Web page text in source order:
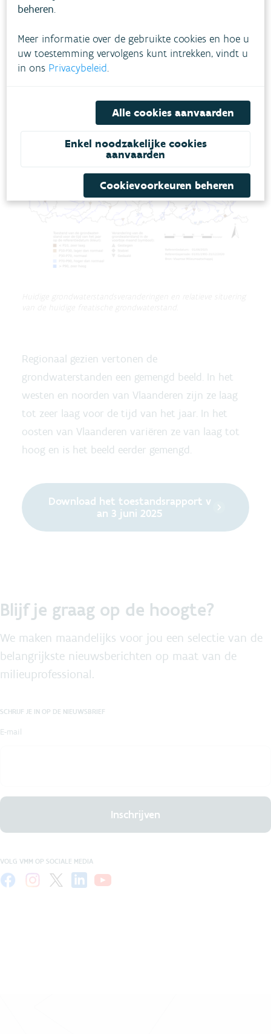
(vorige maand: 51%)
maand: 23%)
21% meetlocaties met hoge tot zeer hoge
Regionaal gezien vertonen de
grondwaterstanden een gemengd beeld. In het
westen en noorden van Vlaanderen zijn ze laag
tot zeer laag voor de tijd van het jaar. In het
oosten van Vlaanderen variëren ze van laag tot
hoog en is het beeld eerder gemengd.
Download het toestandsrapport v
an 3 juni 2025
Blijf je graag op de hoogte?
We maken maandelijks voor jou een selectie van de
belangrijkste nieuwsberichten op maat van de
milieuprofessional.
SCHRIJF JE IN OP DE NIEUWSBRIEF
E-mail
Inschrijven
VOLG VMM OP SOCIALE MEDIA
beheren.
Meer informatie over de gebruikte cookies en hoe u
uw toestemming vervolgens kunt intrekken, vindt u
in ons Privacybeleid.
Alle cookies aanvaarden
Enkel noodzakelijke cookies
aanvaarden
Cookievoorkeuren beheren